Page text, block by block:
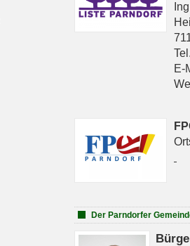
E-
Der Parndorfer